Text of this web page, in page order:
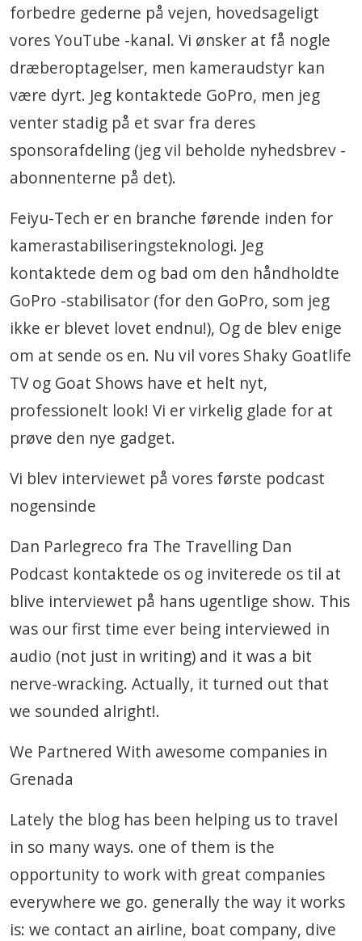
forbedre gederne på vejen, hovedsageligt
vores YouTube -kanal. Vi ønsker at få nogle
dræberoptagelser, men kameraudstyr kan
være dyrt. Jeg kontaktede GoPro, men jeg
venter stadig på et svar fra deres
sponsorafdeling (jeg vil beholde nyhedsbrev -
abonnenterne på det).
Feiyu-Tech er en branche førende inden for
kamerastabiliseringsteknologi. Jeg
kontaktede dem og bad om den håndholdte
GoPro -stabilisator (for den GoPro, som jeg
ikke er blevet lovet endnu!), Og de blev enige
om at sende os en. Nu vil vores Shaky Goatlife
TV og Goat Shows have et helt nyt,
professionelt look! Vi er virkelig glade for at
prøve den nye gadget.
Vi blev interviewet på vores første podcast
nogensinde
Dan Parlegreco fra The Travelling Dan
Podcast kontaktede os og inviterede os til at
blive interviewet på hans ugentlige show. This
was our first time ever being interviewed in
audio (not just in writing) and it was a bit
nerve-wracking. Actually, it turned out that
we sounded alright!.
We Partnered With awesome companies in
Grenada
Lately the blog has been helping us to travel
in so many ways. one of them is the
opportunity to work with great companies
everywhere we go. generally the way it works
is: we contact an airline, boat company, dive